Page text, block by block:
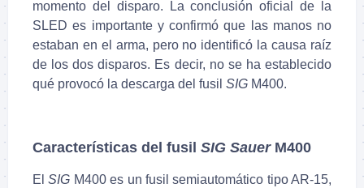
momento del disparo. La conclusión oficial de la
SLED es importante y confirmó que las manos no
estaban en el arma, pero no identificó la causa raíz
de los dos disparos. Es decir, no se ha establecido
qué provocó la descarga del fusil SIG M400.
Características del fusil SIG SauerM400
ElSIG M400 es un fusil semiautomático tipo AR-15,